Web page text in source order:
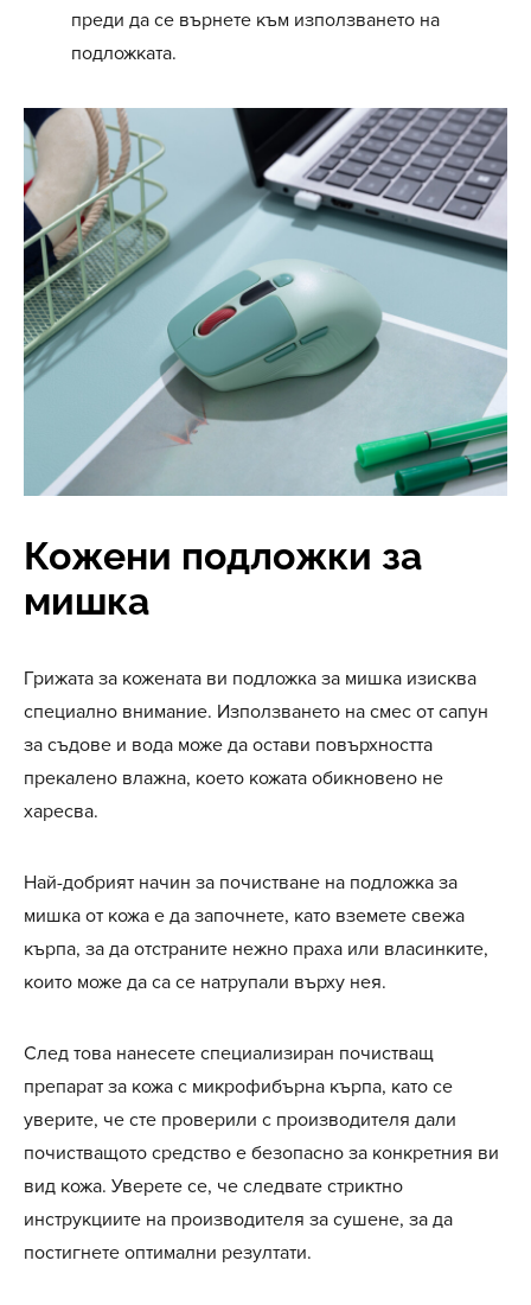
преди да се върнете към използването на
подложката.
Кожени подложки за
мишка
Грижата за кожената ви подложка за мишка изисква
специално внимание. Използването на смес от сапун
за съдове и вода може да остави повърхността
прекалено влажна, което кожата обикновено не
харесва.
Най-добрият начин за почистване на подложка за
мишка от кожа е да започнете, като вземете свежа
кърпа, за да отстраните нежно праха или власинките,
които може да са се натрупали върху нея.
След това нанесете специализиран почистващ
препарат за кожа с микрофибърна кърпа, като се
уверите, че сте проверили с производителя дали
почистващото средство е безопасно за конкретния ви
вид кожа. Уверете се, че следвате стриктно
инструкциите на производителя за сушене, за да
постигнете оптимални резултати.